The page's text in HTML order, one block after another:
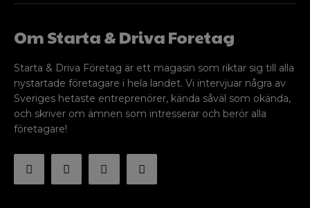
Om Starta & Driva Foretag
Starta & Driva Företag är ett magasin som riktar sig till alla
nystartade företagare i hela landet. Vi intervjuar några av
Sveriges hetaste entreprenörer, kända såväl som okända,
och skriver om ämnen som intresserar och berör alla
företagare!